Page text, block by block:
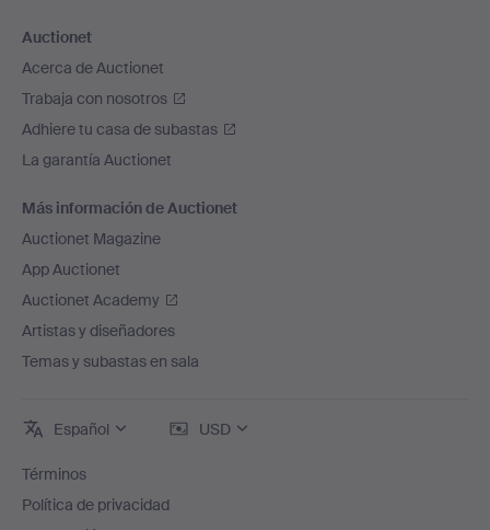
Auctionet
Acerca de Auctionet
Trabaja con nosotros
Adhiere tu casa de subastas
La garantía Auctionet
Más información de Auctionet
Auctionet Magazine
App Auctionet
Auctionet Academy
Artistas y diseñadores
Temas y subastas en sala
Español USD
Términos
Política de privacidad